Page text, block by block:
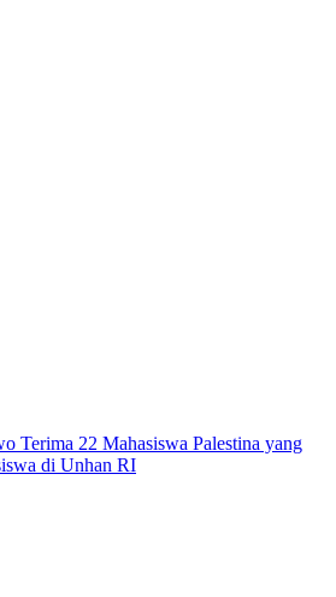
Terima 22 Mahasiswa Palestina yang
di Unhan RI